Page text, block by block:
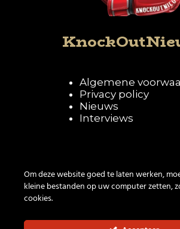
Algemene
Privacy policy
Nieuws
Interviews
Om deze website goed te laten werken,
kleine bestanden op uw computer zetten,
cookies.